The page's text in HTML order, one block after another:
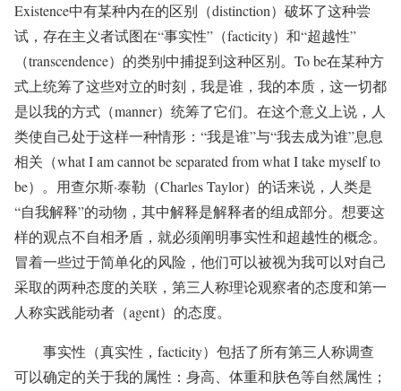
Existence中有某种内在的区别（distinction）破坏了这种尝
试，存在主义者试图在“事实性”（facticity）和“超越性”
（transcendence）的类别中捕捉到这种区别。To be在某种方
式上统筹了这些对立的时刻，我是谁，我的本质，这一切都
是以我的方式（manner）统筹了它们。在这个意义上说，人
类使自己处于这样一种情形：“我是谁”与“我去成为谁”息息
相关（what I am cannot be separated from what I take myself to
be）。用查尔斯·泰勒（Charles Taylor）的话来说，人类是
“自我解释”的动物，其中解释是解释者的组成部分。想要这
样的观点不自相矛盾，就必须阐明事实性和超越性的概念。
冒着一些过于简单化的风险，他们可以被视为我可以对自己
采取的两种态度的关联，第三人称理论观察者的态度和第一
人称实践能动者（agent）的态度。
事实性（真实性，facticity）包括了所有第三人称调查
可以确定的关于我的属性：身高、体重和肤色等自然属性；